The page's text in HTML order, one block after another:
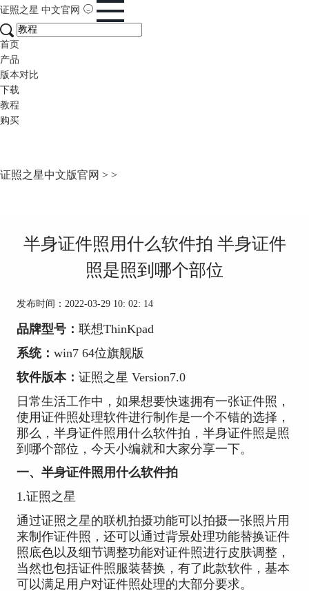
证照之星 中文官网
首页
产品
版本对比
下载
教程
购买
证照之星中文版官网 > >
半身证件照用什么软件拍 半身证件
照是照到哪个部位
发布时间：2022-03-29 10: 02: 14
品牌型号： 联想ThinKpad
系统： win7 64位旗舰版
软件版本： 证照之星 Version7.0
日常生活工作中，如果想要快速拥有一张证件照，
使用证件照处理软件进行制作是一个不错的选择，
那么，半身证件照用什么软件拍，半身证件照是照
到哪个部位，今天小编就和大家分享一下。
一、半身证件照用什么软件拍
1.证照之星
通过证照之星的联机拍摄功能可以拍摄一张照片用
来制作证件照，还可以通过背景处理功能替换证件
照底色以及细节调整功能对证件照进行皮肤调整，
当然也包括证件照服装替换，有了此款软件，基本
可以满足用户对证件照处理的大部分要求。